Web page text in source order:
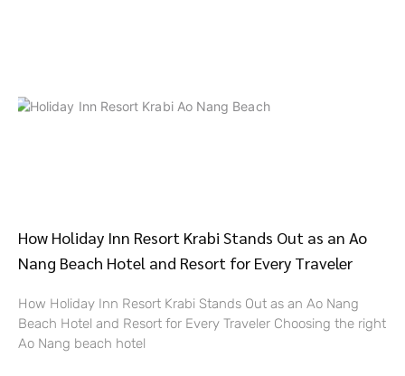
How Holiday Inn Resort Krabi Stands Out as an Ao
Nang Beach Hotel and Resort for Every Traveler
How Holiday Inn Resort Krabi Stands Out as an Ao Nang
Beach Hotel and Resort for Every Traveler Choosing the right
Ao Nang beach hotel